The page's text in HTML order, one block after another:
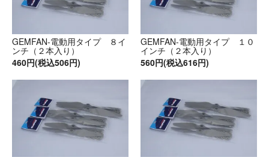
GEMFAN-電動用タイプ ８イ
ンチ（２本入り）
460円(税込506円)
GEMFAN-電動用タイプ １０
インチ（２本入り）
560円(税込616円)